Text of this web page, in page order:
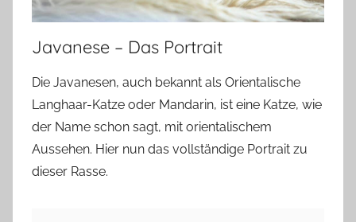
Javanese – Das Portrait
Die Javanesen, auch bekannt als Orientalische
Langhaar-Katze oder Mandarin, ist eine Katze, wie
der Name schon sagt, mit orientalischem
Aussehen. Hier nun das vollständige Portrait zu
dieser Rasse.